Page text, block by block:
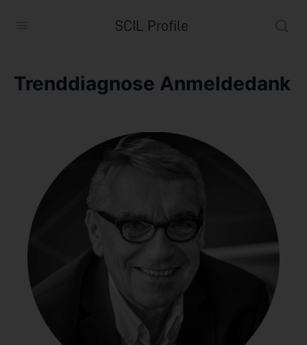
SCIL Profile
Trenddiagnose Anmeldedank